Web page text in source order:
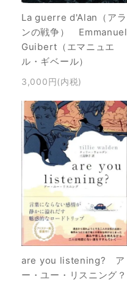
La guerre d'Alan（アラ
ンの戦争） Emmanuel
Guibert（エマニュエ
ル・ギベール）
3,000円(内税)
are you listening? ア
ー・ユー・リスニング？